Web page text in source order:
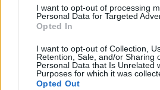
I want to opt-out of processing
Personal Data for Targeted
Opted In
I want to opt-out of Collection,
Retention, Sale, and/or Sharing
Personal Data that Is Unrelated
Purposes for which it was
Opted Out
Οι κατολισθήσεις στο οδικό
φαινόμενο και εκατοντάδες
περιοχές για να μπορέσουν
καταπτώσεις κατά μήκος του